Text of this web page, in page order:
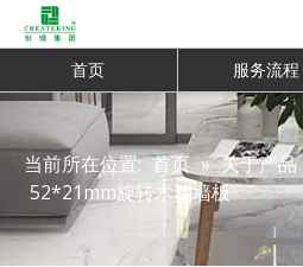
首页 服务流程
当前所在位置: 首页 » 关于产品
52*21mm旋转木塑墙板